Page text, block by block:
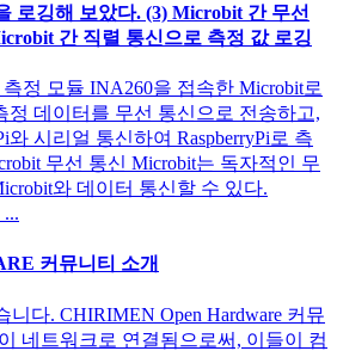
로깅해 보았다. (3) Microbit 간 무선
간 직렬 통신으로 측정 값 로깅
정 모듈 INA260을 접속한 Microbit로
정 데이터를 무선 통신으로 전송하고,
와 시리얼 통신하여 RaspberryPi로 측
무선 통신 Microbit는 독자적인 무
와 데이터 통신할 수 있다.
커뮤니티 소개
다. CHIRIMEN Open Hardware 커뮤
네트워크로 연결됨으로써, 이들이 컴